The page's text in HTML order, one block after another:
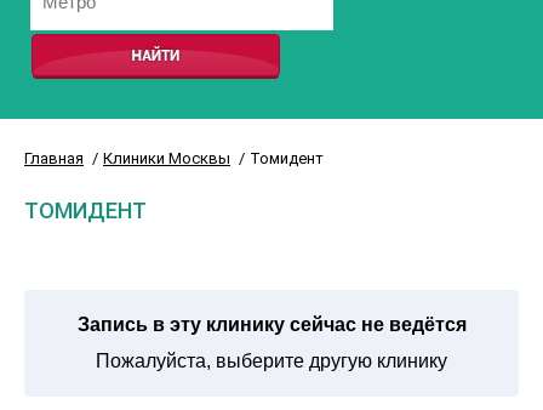
Главная Клиники Москвы Томидент
ТОМИДЕНТ
Запись в эту клинику сейчас не ведётся
Пожалуйста, выберите другую клинику